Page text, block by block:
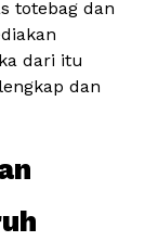
totebag dan
dari itu
dan